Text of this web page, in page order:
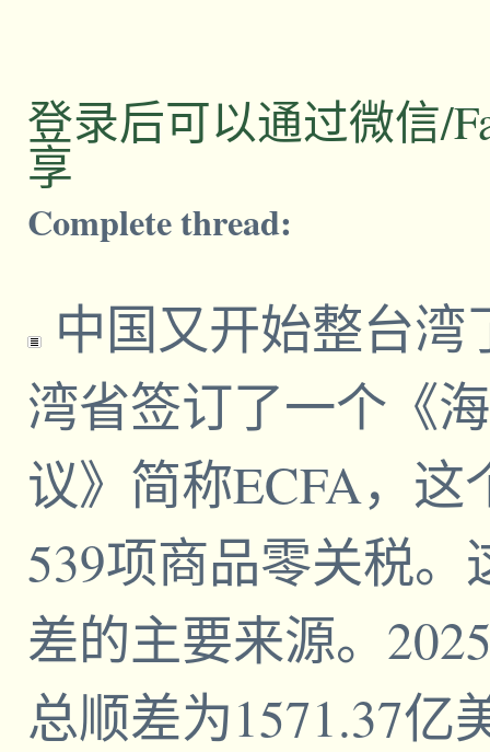
登录后可以通过微信/
享
Complete thread:
中国又开始整台湾
湾省签订了一个《
议》简称ECFA，
539项商品零关税
差的主要来源。
总顺差为1571.37亿